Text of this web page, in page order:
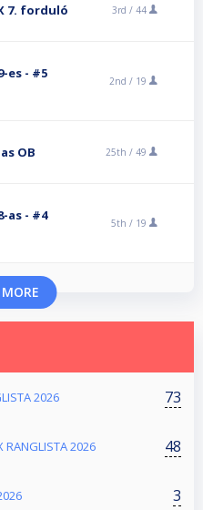
7. forduló 3rd / 44
es - #5
2nd / 19
OB 25th / 49
as - #4
5th / 19
2026 73
RANGLISTA 2026 48
3